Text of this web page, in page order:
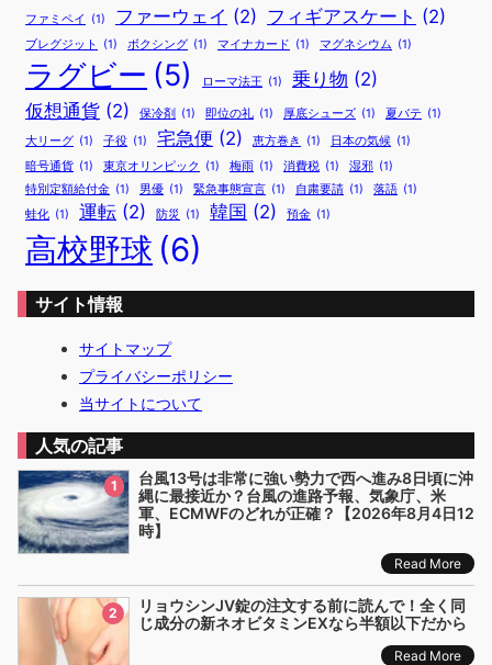
ファミペイ (1) ファーウェイ (2) フィギアスケート (2)
ブレグジット (1) ボクシング (1) マイナカード (1) マグネシウム (1)
ラグビー (5) ローマ法王 (1) 乗り物 (2)
仮想通貨 (2) 保冷剤 (1) 即位の礼 (1) 厚底シューズ (1) 夏バテ (1)
大リーグ (1) 子役 (1) 宅急便 (2) 恵方巻き (1) 日本の気候 (1)
暗号通貨 (1) 東京オリンピック (1) 梅雨 (1) 消費税 (1) 湿邪 (1)
特別定額給付金 (1) 男優 (1) 緊急事態宣言 (1) 自粛要請 (1) 落語 (1)
蛙化 (1) 運転 (2) 防災 (1) 韓国 (2) 預金 (1)
高校野球 (6)
サイト情報
サイトマップ
プライバシーポリシー
当サイトについて
人気の記事
1
台風13号は非常に強い勢力で西へ進み8日頃に沖
縄に最接近か？台風の進路予報、気象庁、米
軍、ECMWFのどれが正確？【2026年8月4日12
時】
Read More
2
リョウシンJV錠の注文する前に読んで！全く同
じ成分の新ネオビタミンEXなら半額以下だから
Read More